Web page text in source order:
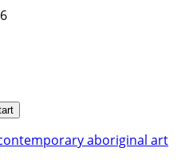
aboriginal art